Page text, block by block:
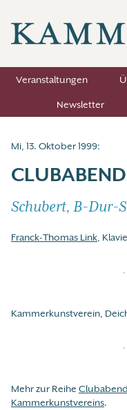
Veranstaltungen
Newsletter
Mi, 13. Oktober 1999:
CLUBABEND
Schubert, B-Dur-
Franck-Thomas Link,
Kammerkunstverein,
Mehr zur Reihe
Kammerkunstvereins.